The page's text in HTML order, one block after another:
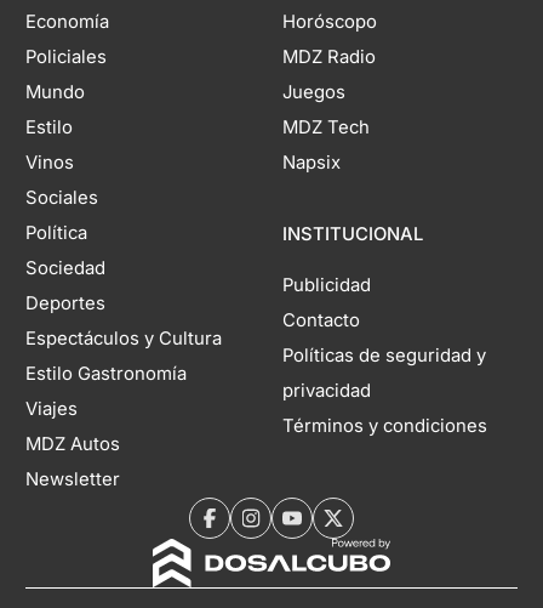
Economía
Policiales
Mundo
Estilo
Vinos
Sociales
Política
Sociedad
Deportes
Espectáculos y Cultura
Estilo Gastronomía
Viajes
MDZ Autos
Newsletter
Horóscopo
MDZ Radio
Juegos
MDZ Tech
Napsix
INSTITUCIONAL
Publicidad
Contacto
Políticas de seguridad y
privacidad
Términos y condiciones